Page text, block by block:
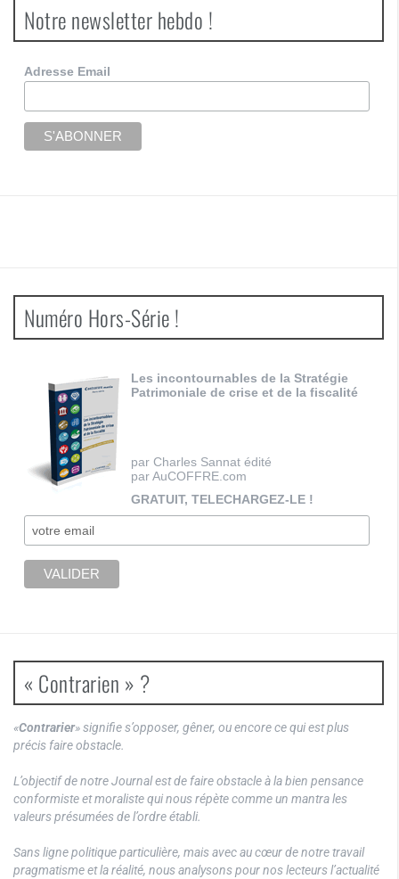
Notre newsletter hebdo !
Adresse Email
Numéro Hors-Série !
Les incontournables de la Stratégie
Patrimoniale de crise et de la fiscalité
par Charles Sannat édité
par AuCOFFRE.com
GRATUIT, TELECHARGEZ-LE !
« Contrarien » ?
«Contrarier» signifie s’opposer, gêner, ou encore ce qui est plus
précis faire obstacle.
L’objectif de notre Journal est de faire obstacle à la bien pensance
conformiste et moraliste qui nous répète comme un mantra les
valeurs présumées de l’ordre établi.
Sans ligne politique particulière, mais avec au cœur de notre travail
pragmatisme et la réalité, nous analysons pour nos lecteurs l’actualité